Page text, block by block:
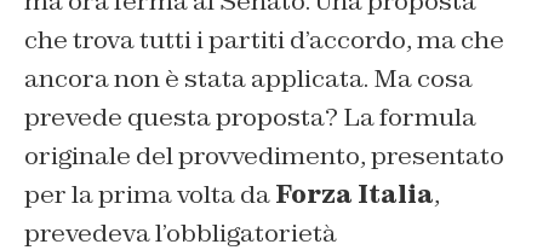
che trova tutti i partiti d’accordo, ma che
ancora non è stata applicata. Ma cosa
prevede questa proposta? La formula
originale del provvedimento, presentato
per la prima volta daForza Italia,
prevedeva l’obbligatorietà